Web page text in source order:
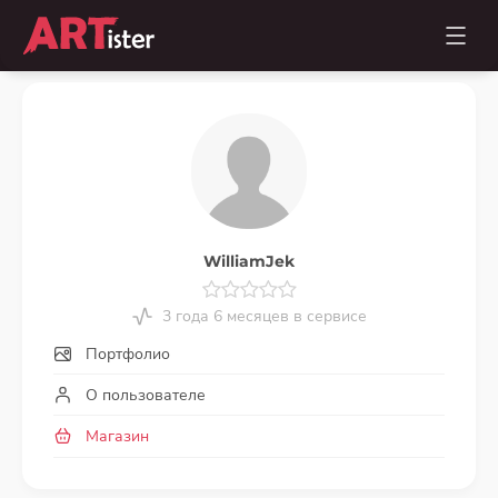
WilliamJek
3 года 6 месяцев в сервисе
Портфолио
О пользователе
Магазин